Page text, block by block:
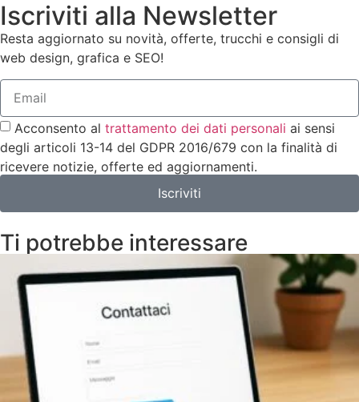
Iscriviti alla Newsletter
Resta aggiornato su novità, offerte, trucchi e consigli di
web design, grafica e SEO!
Acconsento al trattamento dei dati personali ai sensi
degli articoli 13-14 del GDPR 2016/679 con la finalità di
ricevere notizie, offerte ed aggiornamenti.
Iscriviti
Ti potrebbe interessare